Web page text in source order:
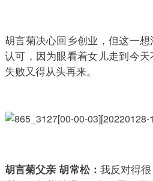
胡言菊决心回乡创业，但这一
认可，因为眼看着女儿走到今
失败又得从头再来。
胡言菊父亲 胡常松： 我反对得